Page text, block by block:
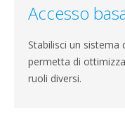
Accesso
Stabilisci un sistema
permetta di
ruoli diversi.